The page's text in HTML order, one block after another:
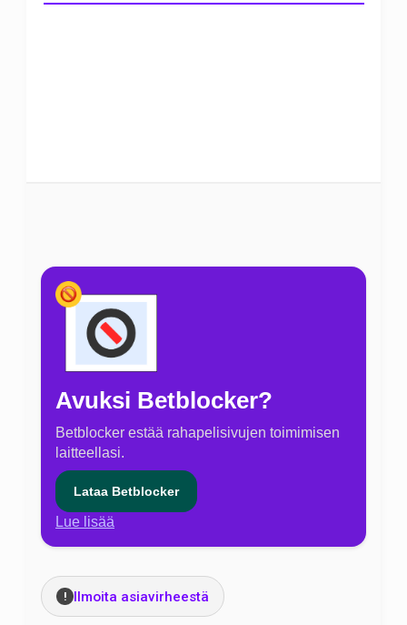
Avuksi Betblocker?
Betblocker estää rahapelisivujen toimimisen
laitteellasi.
Lataa Betblocker
Lue lisää
! Ilmoita asiavirheestä